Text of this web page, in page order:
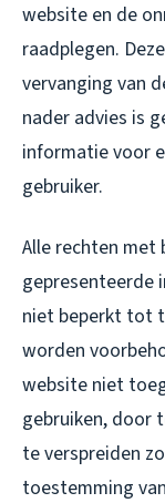
website en de
raadplegen.
vervanging van
nader advies is
informatie voor
gebruiker.
Alle rechten
gepresenteerde
niet beperkt tot
worden
website niet
gebruiken, door
te verspreiden
toestemming